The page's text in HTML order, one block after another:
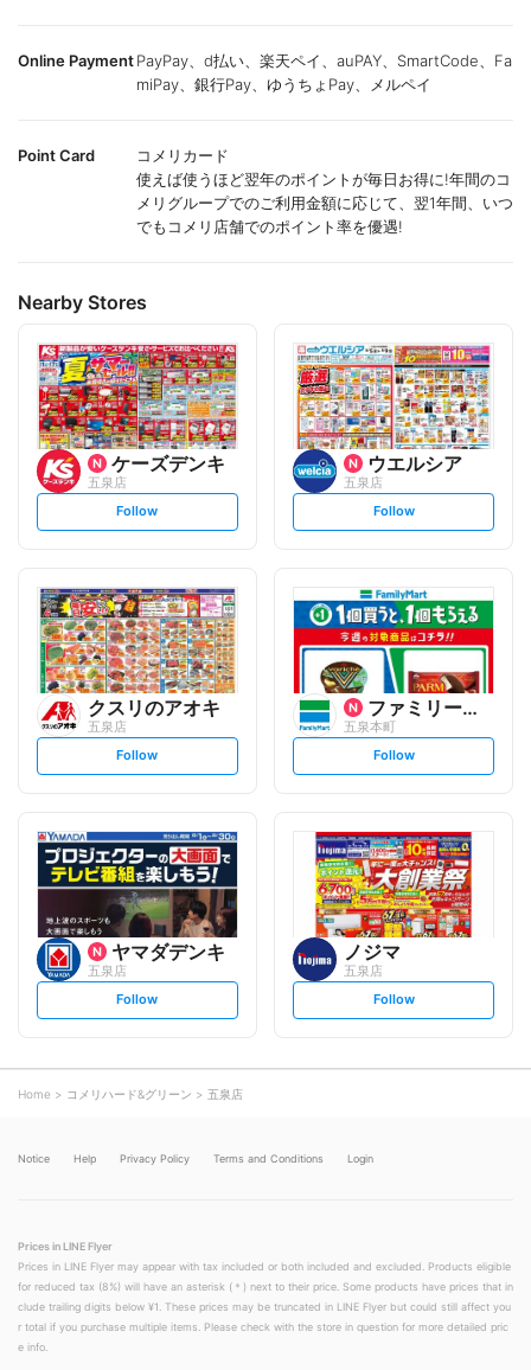
Online PaymentPayPay、d払い、楽天ペイ、auPAY、SmartCode、Fa
miPay、銀行Pay、ゆうちょPay、メルペイ
Point Card
コメリカード
使えば使うほど翌年のポイントが毎日お得に!年間のコ
メリグループでのご利用金額に応じて、翌1年間、いつ
でもコメリ店舗でのポイント率を優遇!
Nearby Stores
ケーズデンキ
五泉店
s
t
l
o
w
Follow
ウエルシア
五泉店
s
t
l
o
w
Follow
クスリのアオキ
五泉店
s
t
l
o
w
Follow
ファミリーマート
五泉本町
s
t
l
o
w
Follow
ヤマダデンキ
五泉店
s
t
o
Follow
ノジマ
五泉店
s
t
Follow
Home コメリハード&グリーン 五泉店
Notice Help Privacy Policy Terms and Conditions Login
Prices in LINE Flyer
Prices in LINE Flyer may appear with tax included or both included and excluded. Products eligible
for reduced tax (8%) will have an asterisk (＊) next to their price. Some products have prices that in
clude trailing digits below ¥1. These prices may be truncated in LINE Flyer but could still affect you
r total if you purchase multiple items. Please check with the store in question for more detailed pric
e info.